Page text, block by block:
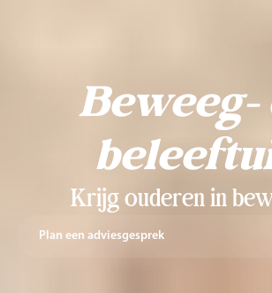
Beweeg-
Krijg ouderen in
Plan een adviesgesprek